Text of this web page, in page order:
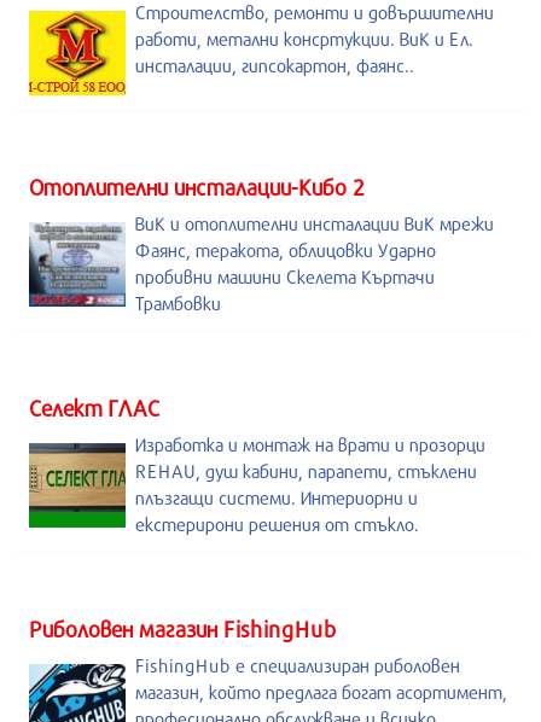
Строителство, ремонти и довършителни
работи, метални консртукции. ВиК и Ел.
инсталации, гипсокартон, фаянс..
Отоплителни инсталации-Кибо 2
ВиК и отоплителни инсталации ВиК мрежи
Фаянс, теракота, облицовки Ударно
пробивни машини Скелета Къртачи
Трамбовки
Селект ГЛАС
Изработка и монтаж на врати и прозорци
REHAU, душ кабини, парапети, стъклени
плъзгащи системи. Интериорни и
екстерирони решения от стъкло.
Риболовен магазин FishingHub
FishingHub е специализиран риболовен
магазин, който предлага богат асортимент,